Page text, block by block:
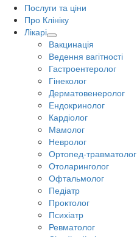
Послуги та ціни
Про Клініку
Лікарі
Вакцинація
Ведення вагітності
Гастроентеролог
Гінеколог
Дерматовенеролог
Ендокринолог
Кардіолог
Мамолог
Невролог
Ортопед-травматолог
Отоларинголог
Офтальмолог
Педіатр
Проктолог
Психіатр
Ревматолог